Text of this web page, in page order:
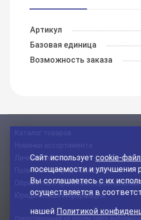
Артикул
Базовая единица
Возможность заказа
Каталог товаров
Новинки ассортимента
Личный кабинет
Политика конфиденциальности
Обработка и хранение
Юридическая информация
Сайт использует cookie-
посещаемости и улучшения
Вы соглашаетесь с их
осуществляется в
нашей Политикой